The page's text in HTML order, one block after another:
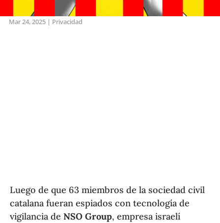
Mar 24, 2025| Privacidad
Luego de que 63 miembros de la sociedad civil
catalana fueran espiados con tecnología de
vigilancia de NSO Group, empresa israelí